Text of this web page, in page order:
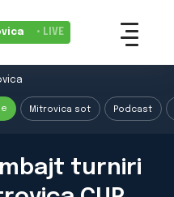
• LIVE
Mitrovica sot Podcast
turniri